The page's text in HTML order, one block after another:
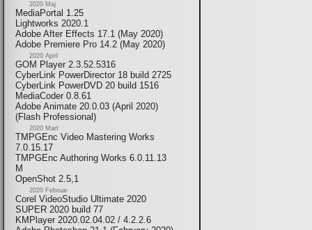
2020 Maj
MediaPortal 1.25
Lightworks 2020.1
Adobe After Effects 17.1 (May 2020)
Adobe Premiere Pro 14.2 (May 2020)
2020 April
GOM Player 2.3.52.5316
CyberLink PowerDirector 18 build 2725
CyberLink PowerDVD 20 build 1516
MediaCoder 0.8.61
Adobe Animate 20.0.03 (April 2020)
(Flash Professional)
2020 Mart
TMPGEnc Video Mastering Works
7.0.15.17
TMPGEnc Authoring Works 6.0.11.13
M
OpenShot 2.5,1
2020 Februar
Corel VideoStudio Ultimate 2020
SUPER 2020 build 77
KMPlayer 2020.02.04.02 / 4.2.2.6